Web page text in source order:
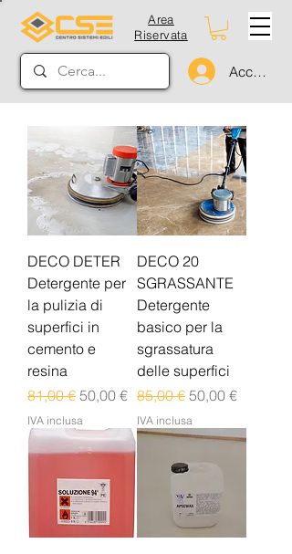
Area
Riservata
Accedi
DECO DETER
Detergente per
la pulizia di
superfici in
cemento e
resina
Prezzo regolare
81,00 € Prezzo scontato
50,00 €
IVA inclusa
DECO 20
SGRASSANTE
Detergente
basico per la
sgrassatura
delle superfici
Prezzo regolare
85,00 € Prezzo scontato
50,00 €
IVA inclusa